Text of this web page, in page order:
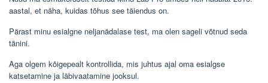
aastal, et näha, kuidas tõhus see täiendus on.
Pärast minu esialgne neljanädalase test, ma olen sageli võtnud seda
tänini.
Aga olgem kõigepealt kontrollida, mis juhtus ajal oma esialgse
katsetamine ja läbivaatamine jooksul.